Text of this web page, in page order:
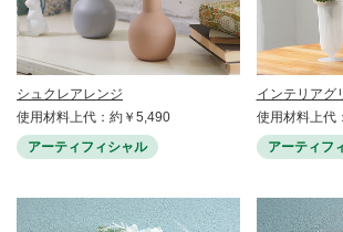
シュクレアレンジ
使用材料上代：約￥5,490
アーティフィシャル
インテリアグ
使用材料上代
アーティフ